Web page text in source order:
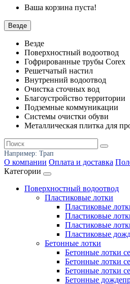
Ваша корзина пуста!
Везде
Везде
Поверхностный водоотвод
Гофрированные трубы Corex
Решетчатый настил
Внутренний водоотвод
Очистка сточных вод
Благоустройство территории
Подземные коммуникации
Системы очистки обуви
Металлическая плитка для
Например: Трап
О компании Оплата и доставка
Категории
Поверхностный водоотвод
Пластиковые лотки
Пластиковые
Пластиковые
Пластиковые
Пластиковые
Бетонные лотки
Бетонные лотки
Бетонные лотки
Бетонные лотки
Бетонные